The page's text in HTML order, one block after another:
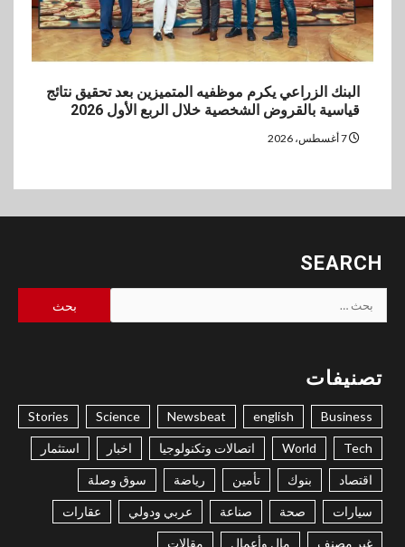
البنك الزراعي يكرم موظفيه المتميزين بعد تحقيق نتائج
قياسية بالقروض الشخصية خلال الربع الأول 2026
SEARCH
البحث
عن:
تصنيفات
Business
english
Newsbeat
Science
Stories
Tech
World اتصالات وتكنولوجيا اخبار استثمار
اقتصاد بنوك تأمين رياضة سوق وصلة
سيارات صحة صناعة عربي ودولي عقارات
غير مصنف مال وأعمال مقالات